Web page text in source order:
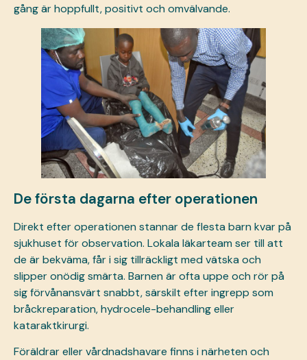
gång är hoppfullt, positivt och omvälvande.
De första dagarna efter operationen
Direkt efter operationen stannar de flesta barn kvar på
sjukhuset för observation. Lokala läkarteam ser till att
de är bekväma, får i sig tillräckligt med vätska och
slipper onödig smärta. Barnen är ofta uppe och rör på
sig förvånansvärt snabbt, särskilt efter ingrepp som
bråckreparation, hydrocele-behandling eller
kataraktkirurgi.
Föräldrar eller vårdnadshavare finns i närheten och